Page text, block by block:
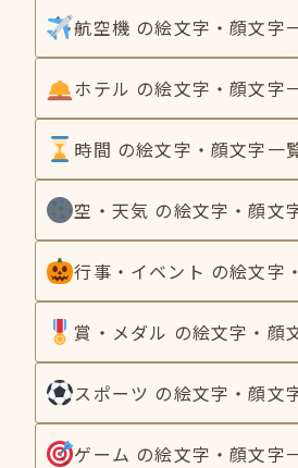
航空機 の絵文字・顔文字
ホテル の絵文字・顔文字
時間 の絵文字・顔文字一
空・天気 の絵文字・顔文
行事・イベント の絵文字
賞・メダル の絵文字・顔
スポーツ の絵文字・顔文
ゲーム の絵文字・顔文字